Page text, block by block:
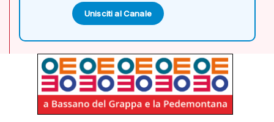
Unisciti al Canale